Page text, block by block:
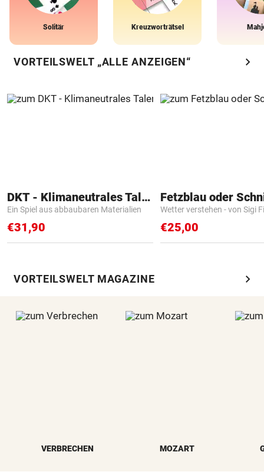
Solitär Kreuzworträtsel
VORTEILSWELT „ALLE ANZEIGEN“ chevron_right
DKT - Klimaneutrales Talent
Ein Spiel aus abbaubaren Materialien
€31,90
Fetzblau oder
Wetter verstehen - von Sigi
€25,00
VORTEILSWELT MAGAZINE chevron_right
VERBRECHEN MOZART